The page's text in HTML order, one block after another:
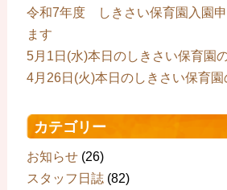
令和7年度 しきさい保育園入園
ます
5月1日(水)本日のしきさい保育園
4月26日(火)本日のしきさい保育
カテゴリー
お知らせ(26)
スタッフ日誌(82)